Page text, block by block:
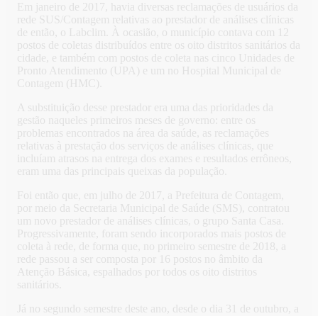
Em janeiro de 2017, havia diversas reclamações de usuários da
rede SUS/Contagem relativas ao prestador de análises clínicas
de então, o Labclim. À ocasião, o município contava com 12
postos de coletas distribuídos entre os oito distritos sanitários da
cidade, e também com postos de coleta nas cinco Unidades de
Pronto Atendimento (UPA) e um no Hospital Municipal de
Contagem (HMC).
A substituição desse prestador era uma das prioridades da
gestão naqueles primeiros meses de governo: entre os
problemas encontrados na área da saúde, as reclamações
relativas à prestação dos serviços de análises clínicas, que
incluíam atrasos na entrega dos exames e resultados errôneos,
eram uma das principais queixas da população.
Foi então que, em julho de 2017, a Prefeitura de Contagem,
por meio da Secretaria Municipal de Saúde (SMS), contratou
um novo prestador de análises clínicas, o grupo Santa Casa.
Progressivamente, foram sendo incorporados mais postos de
coleta à rede, de forma que, no primeiro semestre de 2018, a
rede passou a ser composta por 16 postos no âmbito da
Atenção Básica, espalhados por todos os oito distritos
sanitários.
Já no segundo semestre deste ano, desde o dia 31 de outubro, a